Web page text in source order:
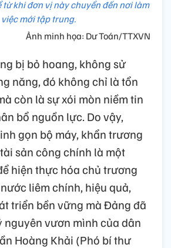
từ khi đơn vị này chuyển đến nơi làm
việc mới tập trung.
Ảnh minh họa: Dư Toán/TTXVN
bị bỏ hoang, không sử
năng, đó không chỉ là tổn
còn là sự xói mòn niềm tin
bổ nguồn lực. Do vậy,
gọn bộ máy, khẩn trương
sản công chính là một
hiện thực hóa chủ trương
liêm chính, hiệu quả,
triển bền vững mà Đảng đã
nguyên vươn mình của dân
Hoàng Khải (Phó bí thư